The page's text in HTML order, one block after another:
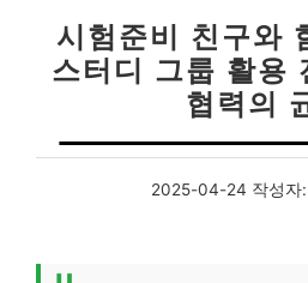
시험준비 친구와
스터디 그룹 활용
협력의
2025-04-24 작성자: